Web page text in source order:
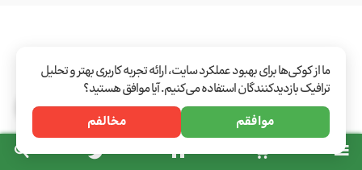
ما از کوکی‌ها برای بهبود عملکرد سایت، ارائه تجربه کاربری بهتر و تحلیل
ترافیک بازدیدکنندگان استفاده می‌کنیم. آیا موافق هستید؟
موافقم
مخالفم